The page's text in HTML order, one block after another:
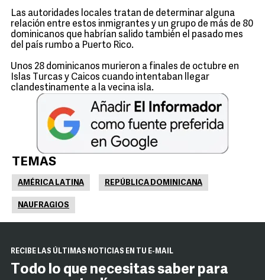
Las autoridades locales tratan de determinar alguna
relación entre estos inmigrantes y un grupo de más de 80
dominicanos que habrían salido también el pasado mes
del país rumbo a Puerto Rico.
Unos 28 dominicanos murieron a finales de octubre en
Islas Turcas y Caicos cuando intentaban llegar
clandestinamente a la vecina isla.
TEMAS
AMÉRICA LATINA REPÚBLICA DOMINICANA
NAUFRAGIOS
RECIBE LAS ÚLTIMAS NOTICIAS EN TU E-MAIL
Todo lo que necesitas saber para